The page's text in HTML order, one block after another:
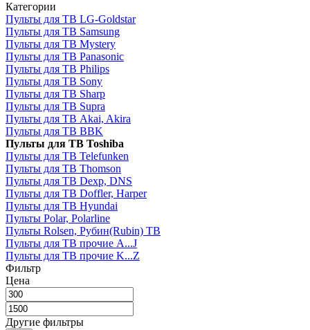
Категории
Пульты для ТВ LG-Goldstar
Пульты для ТВ Samsung
Пульты для ТВ Mystery
Пульты для ТВ Panasonic
Пульты для ТВ Philips
Пульты для ТВ Sony
Пульты для ТВ Sharp
Пульты для ТВ Supra
Пульты для ТВ Akai, Akira
Пульты для ТВ BBK
Пульты для ТВ Toshiba
Пульты для ТВ Telefunken
Пульты для ТВ Thomson
Пульты для ТВ Dexp, DNS
Пульты для ТВ Doffler, Harper
Пульты для ТВ Hyundai
Пульты Polar, Polarline
Пульты Rolsen, Рубин(Rubin) ТВ
Пульты для ТВ прочие A...J
Пульты для ТВ прочие K...Z
Фильтр
Цена
Другие фильтры